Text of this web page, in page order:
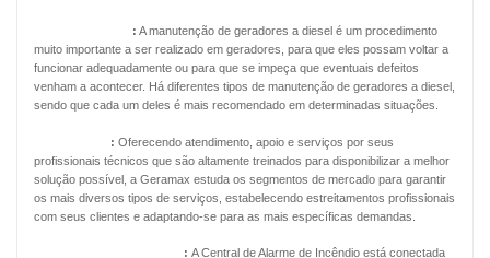
: A manutenção de geradores a diesel é um procedimento
muito importante a ser realizado em geradores, para que eles possam voltar a
funcionar adequadamente ou para que se impeça que eventuais defeitos
venham a acontecer. Há diferentes tipos de manutenção de geradores a diesel,
sendo que cada um deles é mais recomendado em determinadas situações.
: Oferecendo atendimento, apoio e serviços por seus
profissionais técnicos que são altamente treinados para disponibilizar a melhor
solução possível, a Geramax estuda os segmentos de mercado para garantir
os mais diversos tipos de serviços, estabelecendo estreitamentos profissionais
com seus clientes e adaptando-se para as mais específicas demandas.
: A Central de Alarme de Incêndio está conectada